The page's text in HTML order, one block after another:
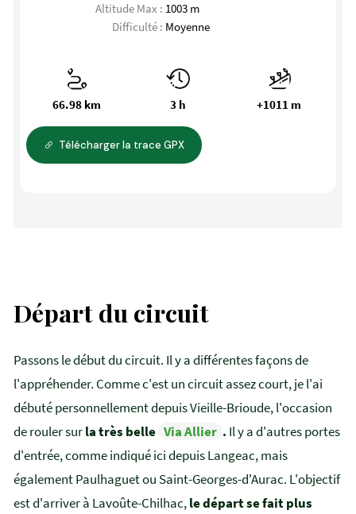
Altitude Max : 1003 m
Difficulté : Moyenne
66.98 km 3 h +1011 m
Télécharger la trace GPX
Départ du circuit
Passons le début du circuit. Il y a différentes façons de
l'appréhender. Comme c'est un circuit assez court, je l'ai
débuté personnellement depuis Vieille-Brioude, l'occasion
de rouler surla très belle Via Allier . Il y a d'autres portes
d'entrée, comme indiqué ici depuis Langeac, mais
également Paulhaguet ou Saint-Georges-d'Aurac. L'objectif
est d'arriver à Lavoûte-Chilhac,le départ se fait plus